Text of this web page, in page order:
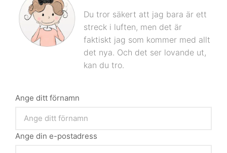
Du tror säkert att jag bara är ett
streck i luften, men det är
faktiskt jag som kommer med allt
det nya. Och det ser lovande ut,
kan du tro.
Ange ditt förnamn
Ange din e-postadress